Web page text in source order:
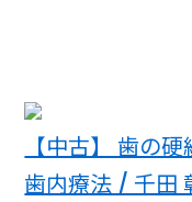
【中古】 歯の
歯内療法 / 千田